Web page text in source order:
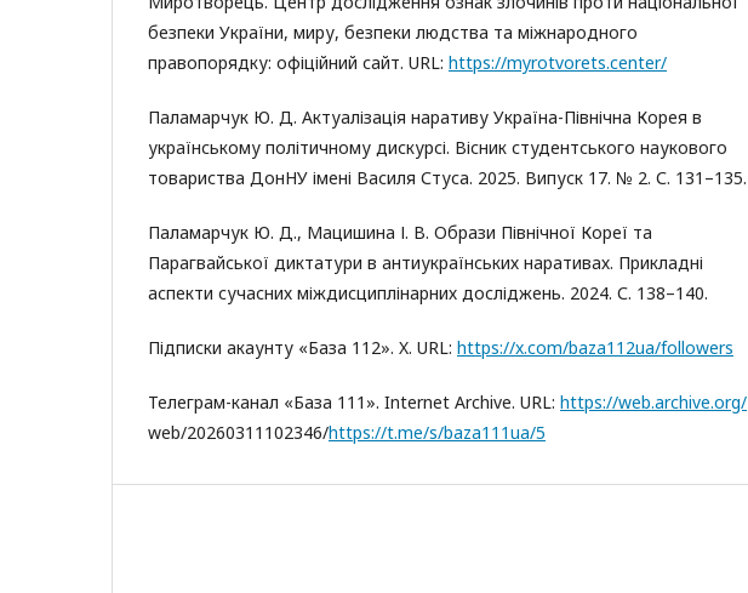
безпеки України, миру, безпеки людства та міжнародного
правопорядку: офіційний сайт. URL: https://myrotvorets.center/
Паламарчук Ю. Д. Актуалізація наративу Україна-Північна Корея в
українському політичному дискурсі. Вісник студентського наукового
товариства ДонНУ імені Василя Стуса. 2025. Випуск 17. № 2. С. 131–135.
Паламарчук Ю. Д., Мацишина І. В. Образи Північної Кореї та
Парагвайської диктатури в антиукраїнських наративах. Прикладні
аспекти сучасних міждисциплінарних досліджень. 2024. С. 138–140.
Підписки акаунту «База 112». X. URL: https://x.com/baza112ua/followers
Телеграм-канал «База 111». Internet Archive. URL: https://web.archive.org/
web/20260311102346/https://t.me/s/baza111ua/5